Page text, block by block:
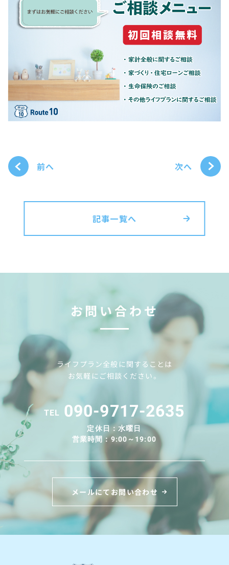
前へ
記事一覧へ
次へ
お問い合わせ
ライフプラン全般に関することは
お気軽にご相談ください。
TEL 090-9717-2635
定休日：水曜日
営業時間：9:00～19:00
メールにてお問い合わせ